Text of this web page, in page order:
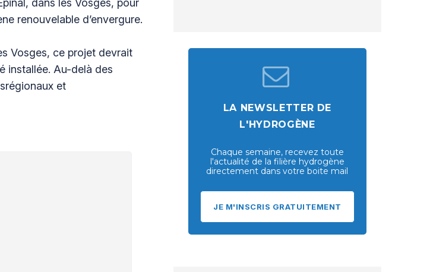
dans les Vosges, pour
renouvelable d’envergure.
Vosges, ce projet devrait
installée. Au-delà des
et
LA NEWSLETTER DE
L'HYDROGÈNE
Chaque semaine, recevez toute
l'actualité de la filière hydrogène
directement dans votre boite mail
JE M'INSCRIS GRATUITEMENT